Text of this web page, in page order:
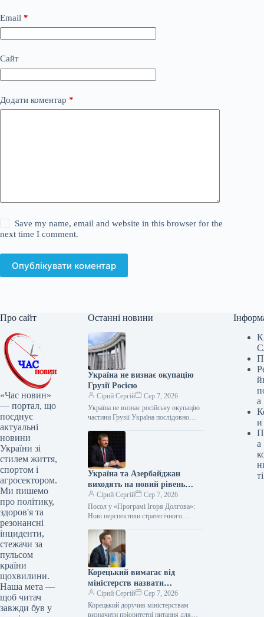
Email *
Сайт
Додати коментар *
Save my name, email and website in this browser for the
next time I comment.
Опублікувати коментар
Про сайт
«Час новин»
— портал, що
поєднує
актуальні
новини
України зі
стилем життя,
спортом і
агросектором.
Ми пишемо
про політику,
здоров'я та
резонансні
інциденти,
стежачи за
пульсом
країни
щохвилини.
Наша мета —
щоб читач
завжди був у
Останні новини
Україна не визнає окупацію
Грузії Росією
Сірий Сергій
Сер 7, 2026
Україна не визнає російську окупацію
частини Грузії Україна послідовно
цілісність Грузії в її міжнародно
визнаних кордонах…
Україна та Азербайджан
виходять на новий рівень
стратегічного партнерства
Сірий Сергій
Сер 7, 2026
Посол у «Програмі Ігоря Долгова»:
Нові перспективи стратегічного
Гостем сьогоднішнього випуску
«Програми Ігоря Долгова» став
посол…
Корецький вимагає від
міністерств назвати
пріоритети для термінового
вирішення
Сірий Сергій
Сер 7, 2026
Корецький доручив міністерствам
визначити пріоритетні питання для
а
и
а
ті